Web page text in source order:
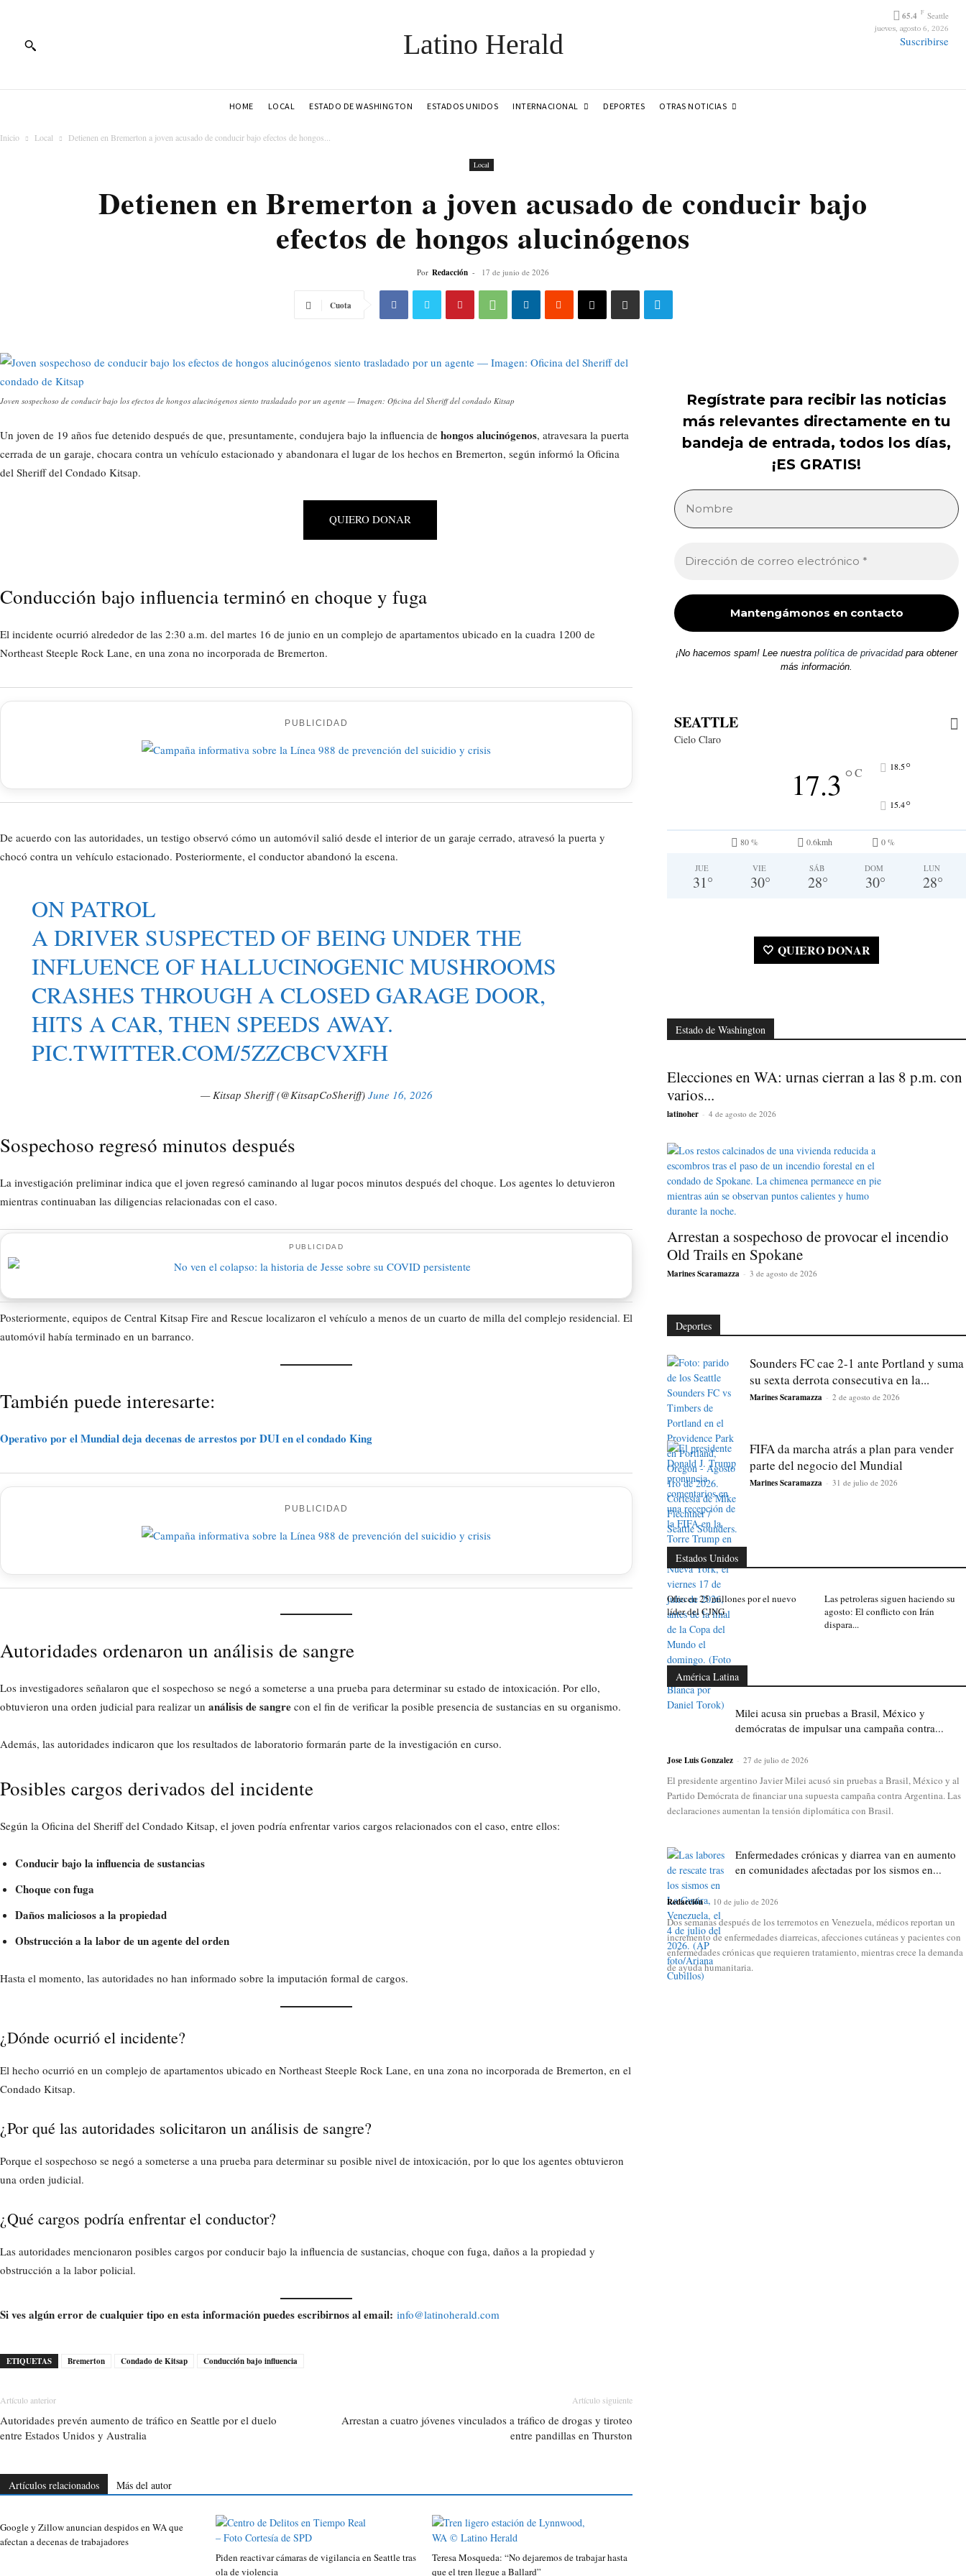
Latino Herald
65.4 F Seattle
jueves, agosto 6, 2026
Suscribirse
HOME LOCAL ESTADO DE WASHINGTON ESTADOS UNIDOS INTERNACIONAL DEPORTES OTRAS NOTICIAS
Inicio Local Detienen en Bremerton a joven acusado de conducir bajo efectos de hongos...
Local
Detienen en Bremerton a joven acusado de conducir bajo
efectos de hongos alucinógenos
Por Redacción - 17 de junio de 2026
Cuota
Joven sospechoso de conducir bajo los efectos de hongos alucinógenos siento trasladado por un agente — Imagen: Oficina del Sheriff del condado Kitsap
Un joven de 19 años fue detenido después de que, presuntamente, condujera bajo la influencia de hongos alucinógenos, atravesara la puerta
cerrada de un garaje, chocara contra un vehículo estacionado y abandonara el lugar de los hechos en Bremerton, según informó la Oficina
del Sheriff del Condado Kitsap.
QUIERO DONAR
Conducción bajo influencia terminó en choque y fuga
El incidente ocurrió alrededor de las 2:30 a.m. del martes 16 de junio en un complejo de apartamentos ubicado en la cuadra 1200 de
Northeast Steeple Rock Lane, en una zona no incorporada de Bremerton.
PUBLICIDAD
De acuerdo con las autoridades, un testigo observó cómo un automóvil salió desde el interior de un garaje cerrado, atravesó la puerta y
chocó contra un vehículo estacionado. Posteriormente, el conductor abandonó la escena.
ON PATROL
A DRIVER SUSPECTED OF BEING UNDER THE
INFLUENCE OF HALLUCINOGENIC MUSHROOMS
CRASHES THROUGH A CLOSED GARAGE DOOR,
HITS A CAR, THEN SPEEDS AWAY.
PIC.TWITTER.COM/5ZZCBCVXFH
— Kitsap Sheriff (@KitsapCoSheriff) June 16, 2026
Sospechoso regresó minutos después
La investigación preliminar indica que el joven regresó caminando al lugar pocos minutos después del choque. Los agentes lo detuvieron
mientras continuaban las diligencias relacionadas con el caso.
PUBLICIDAD
Posteriormente, equipos de Central Kitsap Fire and Rescue localizaron el vehículo a menos de un cuarto de milla del complejo residencial. El
automóvil había terminado en un barranco.
También puede interesarte:
Operativo por el Mundial deja decenas de arrestos por DUI en el condado King
PUBLICIDAD
Autoridades ordenaron un análisis de sangre
Los investigadores señalaron que el sospechoso se negó a someterse a una prueba para determinar su estado de intoxicación. Por ello,
obtuvieron una orden judicial para realizar un análisis de sangre con el fin de verificar la posible presencia de sustancias en su organismo.
Además, las autoridades indicaron que los resultados de laboratorio formarán parte de la investigación en curso.
Posibles cargos derivados del incidente
Según la Oficina del Sheriff del Condado Kitsap, el joven podría enfrentar varios cargos relacionados con el caso, entre ellos:
Conducir bajo la influencia de sustancias
Choque con fuga
Daños maliciosos a la propiedad
Obstrucción a la labor de un agente del orden
Hasta el momento, las autoridades no han informado sobre la imputación formal de cargos.
¿Dónde ocurrió el incidente?
El hecho ocurrió en un complejo de apartamentos ubicado en Northeast Steeple Rock Lane, en una zona no incorporada de Bremerton, en el
Condado Kitsap.
¿Por qué las autoridades solicitaron un análisis de sangre?
Porque el sospechoso se negó a someterse a una prueba para determinar su posible nivel de intoxicación, por lo que los agentes obtuvieron
una orden judicial.
¿Qué cargos podría enfrentar el conductor?
Las autoridades mencionaron posibles cargos por conducir bajo la influencia de sustancias, choque con fuga, daños a la propiedad y
obstrucción a la labor policial.
Si ves algún error de cualquier tipo en esta información puedes escribirnos al email: info@latinoherald.com
ETIQUETAS Bremerton Condado de Kitsap Conducción bajo influencia
Artículo anterior
Autoridades prevén aumento de tráfico en Seattle por el duelo
entre Estados Unidos y Australia
Artículo siguiente
Arrestan a cuatro jóvenes vinculados a tráfico de drogas y tiroteo
entre pandillas en Thurston
Artículos relacionados Más del autor
Google y Zillow anuncian despidos en WA que
afectan a decenas de trabajadores
Piden reactivar cámaras de vigilancia en Seattle tras
ola de violencia
Teresa Mosqueda: “No dejaremos de trabajar hasta
que el tren llegue a Ballard”
Regístrate para recibir las noticias
más relevantes directamente en tu
bandeja de entrada, todos los días,
¡ES GRATIS!
¡No hacemos spam! Lee nuestra política de privacidadpara obtener
más información.
SEATTLE
Cielo Claro
17.3°C 18.5°
15.4°
80 % 0.6kmh 0 %
JUE
31°
VIE
30°
SÁB
28°
DOM
30°
LUN
28°
🤍 QUIERO DONAR
Estado de Washington
Elecciones en WA: urnas cierran a las 8 p.m. con
varios...
latinoher - 4 de agosto de 2026
Arrestan a sospechoso de provocar el incendio
Old Trails en Spokane
Marines Scaramazza - 3 de agosto de 2026
Deportes
Sounders FC cae 2-1 ante Portland y suma
su sexta derrota consecutiva en la...
Marines Scaramazza - 2 de agosto de 2026
FIFA da marcha atrás a plan para vender
parte del negocio del Mundial
Marines Scaramazza - 31 de julio de 2026
Estados Unidos
Ofrecen 25 millones por el nuevo
líder del CJNG
Las petroleras siguen haciendo su
agosto: El conflicto con Irán
dispara...
América Latina
Milei acusa sin pruebas a Brasil, México y
demócratas de impulsar una campaña contra...
Jose Luis Gonzalez - 27 de julio de 2026
El presidente argentino Javier Milei acusó sin pruebas a Brasil, México y al
Partido Demócrata de financiar una supuesta campaña contra Argentina. Las
declaraciones aumentan la tensión diplomática con Brasil.
Enfermedades crónicas y diarrea van en aumento
en comunidades afectadas por los sismos en...
Redacción - 10 de julio de 2026
Dos semanas después de los terremotos en Venezuela, médicos reportan un
incremento de enfermedades diarreicas, afecciones cutáneas y pacientes con
enfermedades crónicas que requieren tratamiento, mientras crece la demanda
de ayuda humanitaria.